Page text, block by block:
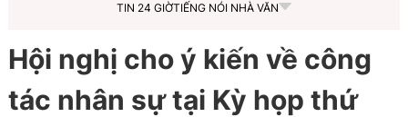
TIN 24 GIỜTIẾNG NÓI NHÀ VĂN
Hội nghị cho ý kiến về công
tác nhân sự tại Kỳ họp thứ